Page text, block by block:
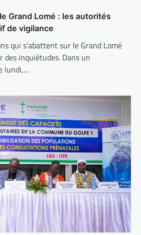
Grand Lomé : les autorités
de vigilance
qui s’abattent sur le Grand Lomé
inquiétudes. Dans un
lundi,…